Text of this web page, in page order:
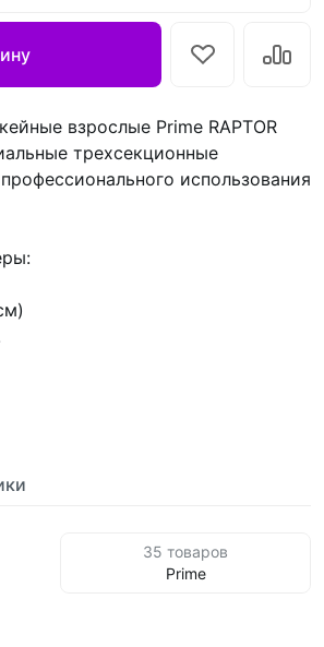
взрослые Prime RAPTOR
трехсекционные
использования
35 товаров
Prime